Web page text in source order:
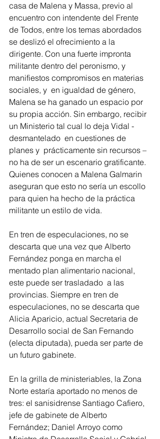
casa de Malena y Massa, previo al
encuentro con intendente del Frente
de Todos, entre los temas abordados
se deslizó el ofrecimiento a la
dirigente. Con una fuerte impronta
militante dentro del peronismo, y
manifiestos compromisos en materias
sociales, y  en igualdad de género,
Malena se ha ganado un espacio por
su propia acción. Sin embargo, recibir
un Ministerio tal cual lo deja Vidal -
desmantelado  en cuestiones de
planes y  prácticamente sin recursos –
no ha de ser un escenario gratificante.
Quienes conocen a Malena Galmarin
aseguran que esto no sería un escollo
para quien ha hecho de la práctica
militante un estilo de vida.
En tren de especulaciones, no se
descarta que una vez que Alberto
Fernández ponga en marcha el
mentado plan alimentario nacional,
este puede ser trasladado  a las
provincias. Siempre en tren de
especulaciones, no se descarta que
Alicia Aparicio, actual Secretaria de
Desarrollo social de San Fernando
(electa diputada), pueda ser parte de
un futuro gabinete.
En la grilla de ministeriables, la Zona
Norte estaría aportado no menos de
tres: el sanisidrense Santiago Cafiero,
jefe de gabinete de Alberto
Fernández; Daniel Arroyo como